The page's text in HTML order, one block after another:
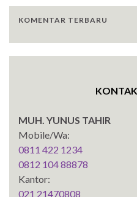
KOMENTAR TERBARU
MUH. YUNUS TAHIR
Mobile/Wa:
0811 422 1234
0812 104 88878
Kantor:
021 21470808